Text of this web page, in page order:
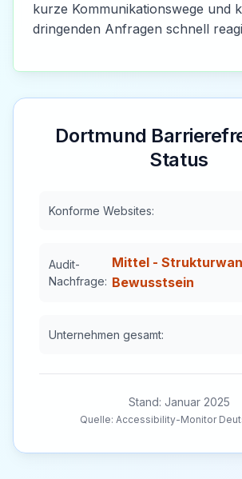
kurze Kommunikationswege und
dringenden Anfragen schnell
Dortmund
Status
Konforme Websites:
Audit-
Nachfrage:
Mittel -
Bewusstsein
Unternehmen gesamt:
Stand: Januar 2025
Quelle: Accessibility-Monitor